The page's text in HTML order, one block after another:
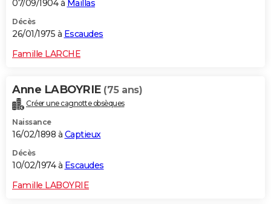
07/09/1904 à Maillas
Décès
26/01/1975 à Escaudes
Famille LARCHE
Anne LABOYRIE (75 ans)
Créer une cagnotte obsèques
Naissance
16/02/1898 à Captieux
Décès
10/02/1974 à Escaudes
Famille LABOYRIE